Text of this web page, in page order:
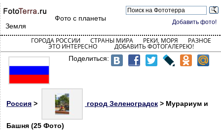
Добавить фото!
Фото с планеты
Земля
ГОРОДА РОССИИ СТРАНЫ МИРА РЕКИ, МОРЯ РАЗНОЕ
ЭТО ИНТЕРЕСНО ДОБАВИТЬ ФОТОГАЛЕРЕЮ!
Поделиться:
Россия > город Зеленоградск > Мурариум и
Башня (25 Фото)